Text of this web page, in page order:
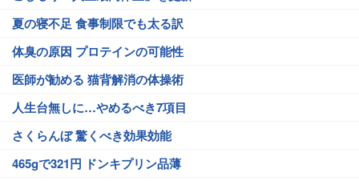
夏の寝不足 食事制限でも太る訳
体臭の原因 プロテインの可能性
医師が勧める 猫背解消の体操術
人生台無しに…やめるべき7項目
さくらんぼ 驚くべき効果効能
465gで321円 ドンキプリン品薄